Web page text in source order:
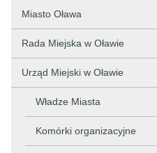
Miasto Oława
Rada Miejska w Oławie
Urząd Miejski w Oławie
Władze Miasta
Komórki organizacyjne